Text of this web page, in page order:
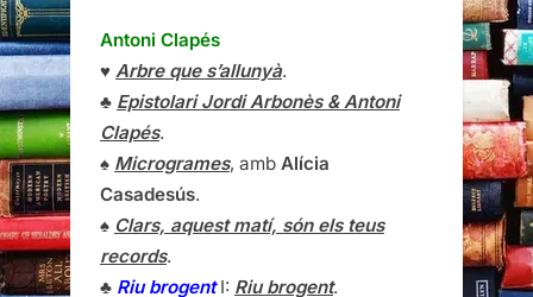
Antoni Clapés
♥ Arbre que s’allunyà.
♣ Epistolari Jordi Arbonès & Antoni
Clapés.
♠ Microgrames, amb Alícia
Casadesús.
♠ Clars, aquest matí, són els teus
records.
♣ Riu brogentI: Riu brogent.